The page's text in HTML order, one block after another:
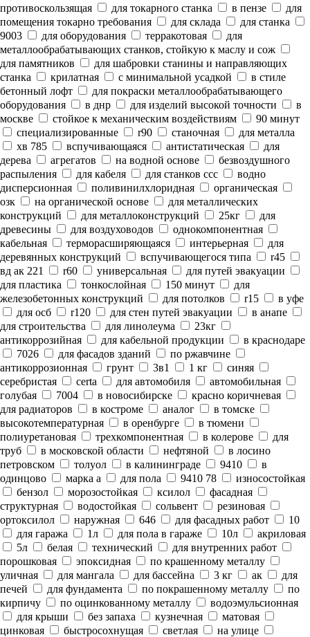
противоскользящая
для токарного станка в пензе
для
помещения токарно требования
для склада
для станка
9003
для оборудования терракотовая
для
металлообрабатывающих станков, стойкую к маслу и сож
для памятников
для шабровки станины и направляющих
станка
крилатная с минимальной усадкой
в стиле
бетонный лофт
для покраски металлообрабатывающего
оборудования
в днр для изделий высокой точности
в
москве
стойкое к механическим воздействиям
90 минут
специализированные
r90 станочная
для металла
хв 785
вспучивающаяся антистатическая
для
дерева
агрегатов на водной основе
безвоздушного
распыления
для кабеля для станков ссс
водно
дисперсионная
поливинилхлоридная
органическая
озк
на органической основе
для металлических
конструкций
для металлоконструкций 25кг
для
древесины
для воздуховодов
однокомпонентная
кабельная
терморасширяющаяся интерьерная
для
деревянных конструкций
вспучивающегося типа
r45
вд ак 221
r60 универсальная
для путей эвакуации
для пластика
тонкослойная 150 минут
для
железобетонных конструкций
для потолков r15
в уфе
для осб
r120 для стен путей эвакуации
в анапе
для строительства
для линолеума
23кг
антикоррозийная
для кабельной продукции
в краснодаре
7026
для фасадов зданий
по ржавчине
антикоррозионная
грунт 3в1 1 кг
синяя
серебристая
certa для автомобиля
автомобильная
голубая
7004 в новосибирске
красно коричневая
для радиаторов
в костроме аналог
в томске
высокотемпературная
в оренбурге
в тюмени
полиуретановая
трехкомпонентная в колерове
для
труб
в московской области нефтяной
в лосино
петровском
толуол в калининграде 9410
в
одинцово
марка а для пола 9410 78
износостойкая
бензол
морозостойкая ксилол
фасадная
структурная
водостойкая сольвент
резиновая
ортоксилол
наружная 646 для фасадных работ
10
для гаража
1л для пола в гараже 10л
акриловая
5л
белая технический
для внутренних работ
порошковая
эпоксидная
по крашенному металлу
уличная
для мангала для бассейна 3 кг ак
для
печей
для фундамента по покрашенному металлу
по
кирпичу
по оцинкованному металлу
водоэмульсионная
для крыши
без запаха кузнечная
матовая
цинковая
быстросохнущая светлая
на улице